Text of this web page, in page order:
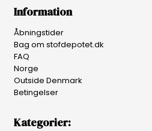
Information
Åbningstider
Bag om stofdepotet.dk
FAQ
Norge
Outside Denmark
Betingelser
Kategorier: